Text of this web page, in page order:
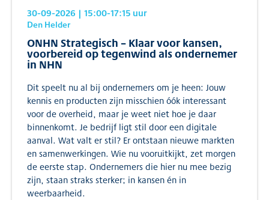
30-09-2026 | 15:00-17:15 uur
Den Helder
ONHN Strategisch – Klaar voor kansen,
voorbereid op tegenwind als ondernemer
in NHN
Dit speelt nu al bij ondernemers om je heen: Jouw
kennis en producten zijn misschien óók interessant
voor de overheid, maar je weet niet hoe je daar
binnenkomt. Je bedrijf ligt stil door een digitale
aanval. Wat valt er stil? Er ontstaan nieuwe markten
en samenwerkingen. Wie nu vooruitkijkt, zet morgen
de eerste stap. Ondernemers die hier nu mee bezig
zijn, staan straks sterker; in kansen én in
weerbaarheid.